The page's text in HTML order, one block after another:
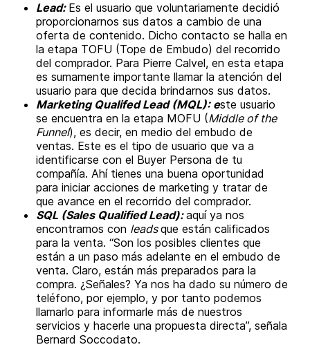
Lead: Es el usuario que voluntariamente decidió
proporcionarnos sus datos a cambio de una
oferta de contenido. Dicho contacto se halla en
la etapa TOFU (Tope de Embudo) del recorrido
del comprador. Para Pierre Calvel, en esta etapa
es sumamente importante llamar la atención del
usuario para que decida brindarnos sus datos.
Marketing Qualifed Lead (MQL): este usuario
se encuentra en la etapa MOFU (Middle of the
Funnel), es decir, en medio del embudo de
ventas. Este es el tipo de usuario que va a
identificarse con el Buyer Persona de tu
compañía. Ahí tienes una buena oportunidad
para iniciar acciones de marketing y tratar de
que avance en el recorrido del comprador.
SQL (Sales Qualified Lead):aquí ya nos
encontramos con leadsque están calificados
para la venta. “Son los posibles clientes que
están a un paso más adelante en el embudo de
venta. Claro, están más preparados para la
compra. ¿Señales? Ya nos ha dado su número de
teléfono, por ejemplo, y por tanto podemos
llamarlo para informarle más de nuestros
servicios y hacerle una propuesta directa”, señala
Bernard Soccodato.